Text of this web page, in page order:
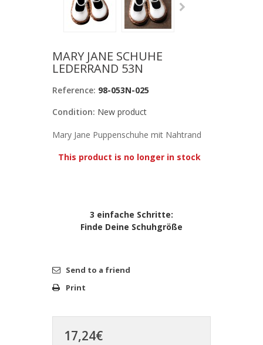
MARY JANE SCHUHE
LEDERRAND 53N
Reference: 98-053N-025
Condition: New product
Mary Jane Puppenschuhe mit Nahtrand
This product is no longer in stock
3 einfache Schritte:
Finde Deine Schuhgröße
Send to a friend
Print
17,24€